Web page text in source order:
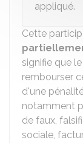
appliqué.
Cette
signifie que
rembourser
d'une
notamment
de faux,
sociale,